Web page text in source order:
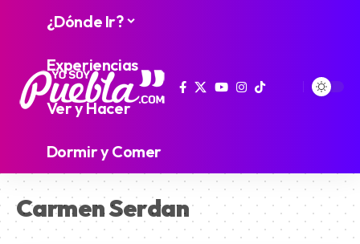
¿Dónde Ir?
Experiencias
Ver y Hacer
Dormir y Comer
Carmen Serdan